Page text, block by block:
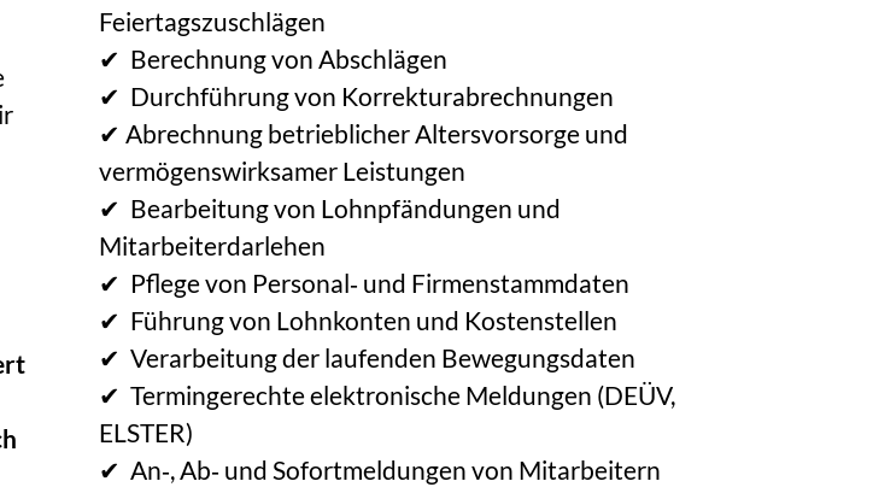
Feiertagszuschlägen
✔ Berechnung von Abschlägen
✔ Durchführung von Korrekturabrechnungen
✔ Abrechnung betrieblicher Altersvorsorge und
vermögenswirksamer Leistungen
✔ Bearbeitung von Lohnpfändungen und
Mitarbeiterdarlehen
✔ Pflege von Personal‑ und Firmenstammdaten
✔ Führung von Lohnkonten und Kostenstellen
✔ Verarbeitung der laufenden Bewegungsdaten
✔ Termingerechte elektronische Meldungen (DEÜV,
ELSTER)
✔ An‑, Ab‑ und Sofortmeldungen von Mitarbeitern